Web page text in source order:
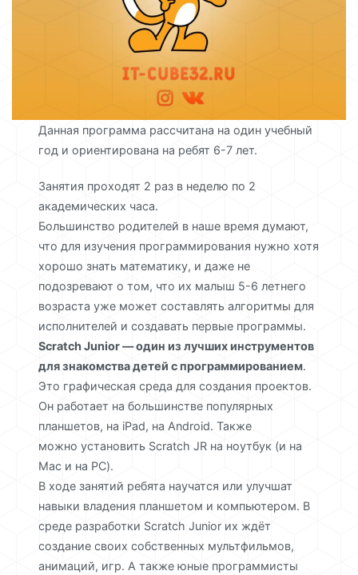
Данная программа рассчитана на один учебный
год и ориентирована на ребят 6-7 лет.
Занятия проходят 2 раз в неделю по 2
академических часа.
Большинство родителей в наше время думают,
что для изучения программирования нужно хотя
хорошо знать математику, и даже не
подозревают о том, что их малыш 5-6 летнего
возраста уже может составлять алгоритмы для
исполнителей и создавать первые программы.
Scratch Junior — один из лучших инструментов
для знакомства детей с программированием.
Это графическая среда для создания проектов.
Он работает на большинстве популярных
планшетов, на iPad, на Android. Также
можно установить Scratch JR на ноутбук (и на
Mac и на PC).
В ходе занятий ребята научатся или улучшат
навыки владения планшетом и компьютером. В
среде разработки Scratch Junior их ждёт
создание своих собственных мультфильмов,
анимаций, игр. А также юные программисты